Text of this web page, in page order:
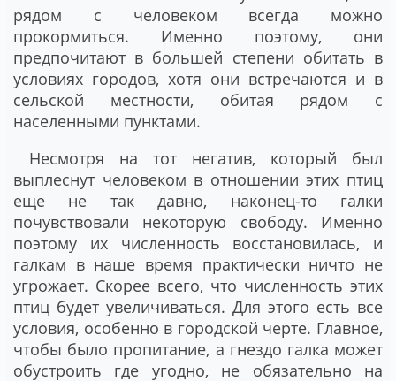
рядом с человеком всегда можно
прокормиться. Именно поэтому, они
предпочитают в большей степени обитать в
условиях городов, хотя они встречаются и в
сельской местности, обитая рядом с
населенными пунктами.
Несмотря на тот негатив, который был
выплеснут человеком в отношении этих птиц
еще не так давно, наконец-то галки
почувствовали некоторую свободу. Именно
поэтому их численность восстановилась, и
галкам в наше время практически ничто не
угрожает. Скорее всего, что численность этих
птиц будет увеличиваться. Для этого есть все
условия, особенно в городской черте. Главное,
чтобы было пропитание, а гнездо галка может
обустроить где угодно, не обязательно на